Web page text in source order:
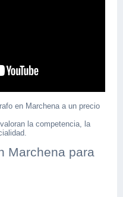
en Marchena a un precio
la competencia, la
Marchena para